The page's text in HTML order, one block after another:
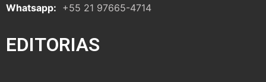
Whatsapp: +55 21 97665-4714
EDITORIAS